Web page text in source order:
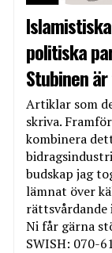
politiska
Stubinen
Artiklar som
skriva.
kombinera
budskap jag
lämnat över
rättsvårdande
Ni får gärna
SWISH: 070-